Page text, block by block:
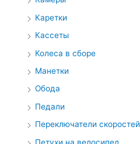
Каретки
Кассеты
Колеса в сборе
Манетки
Обода
Педали
Переключатели скоростей
Петухи на велосипед